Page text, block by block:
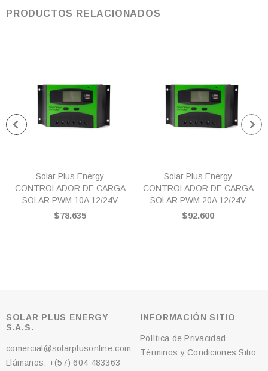
PRODUCTOS RELACIONADOS
Solar Plus Energy
CONTROLADOR DE CARGA
SOLAR PWM 10A 12/24V
$78.635
Solar Plus Energy
CONTROLADOR DE CARGA
SOLAR PWM 20A 12/24V
$92.600
SOLAR PLUS ENERGY
S.A.S.
comercial@solarplusonline.com
Llámanos: +(57) 604 483363
INFORMACIÓN SITIO
Política de Privacidad
Términos y Condiciones Sitio